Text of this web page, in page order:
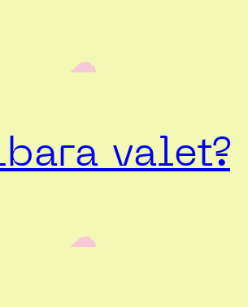
‎ ‎‎ ☁︎‎‎
valet?
‎ ‎‎ ☁︎‎‎